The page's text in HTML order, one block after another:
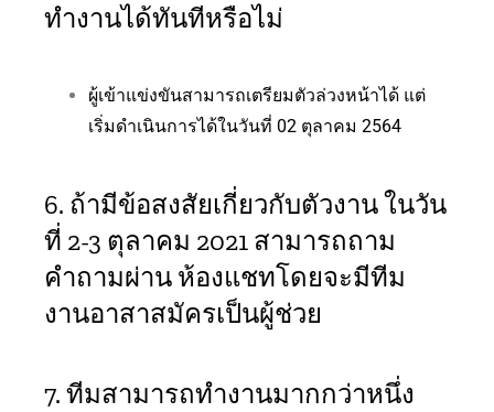
ทำงานได้ทันทีหรือไม่
ผู้เข้าแข่งขันสามารถเตรียมตัวล่วงหน้าได้ แต่
เริ่มดำเนินการได้ในวันที่ 02 ตุลาคม 2564
6. ถ้ามีข้อสงสัยเกี่ยวกับตัวงาน ในวัน
ที่ 2-3 ตุลาคม 2021 สามารถถาม
คำถามผ่าน ห้องแชทโดยจะมีทีม
งานอาสาสมัครเป็นผู้ช่วย
7. ทีมสามารถทำงานมากกว่าหนึ่ง